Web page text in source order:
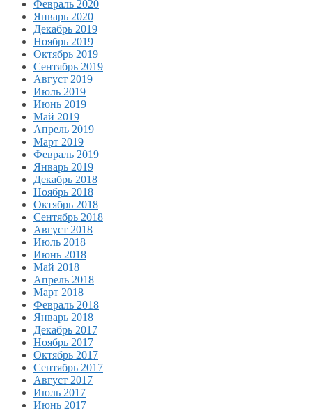
Февраль 2020
Январь 2020
Декабрь 2019
Ноябрь 2019
Октябрь 2019
Сентябрь 2019
Август 2019
Июль 2019
Июнь 2019
Май 2019
Апрель 2019
Март 2019
Февраль 2019
Январь 2019
Декабрь 2018
Ноябрь 2018
Октябрь 2018
Сентябрь 2018
Август 2018
Июль 2018
Июнь 2018
Май 2018
Апрель 2018
Март 2018
Февраль 2018
Январь 2018
Декабрь 2017
Ноябрь 2017
Октябрь 2017
Сентябрь 2017
Август 2017
Июль 2017
Июнь 2017